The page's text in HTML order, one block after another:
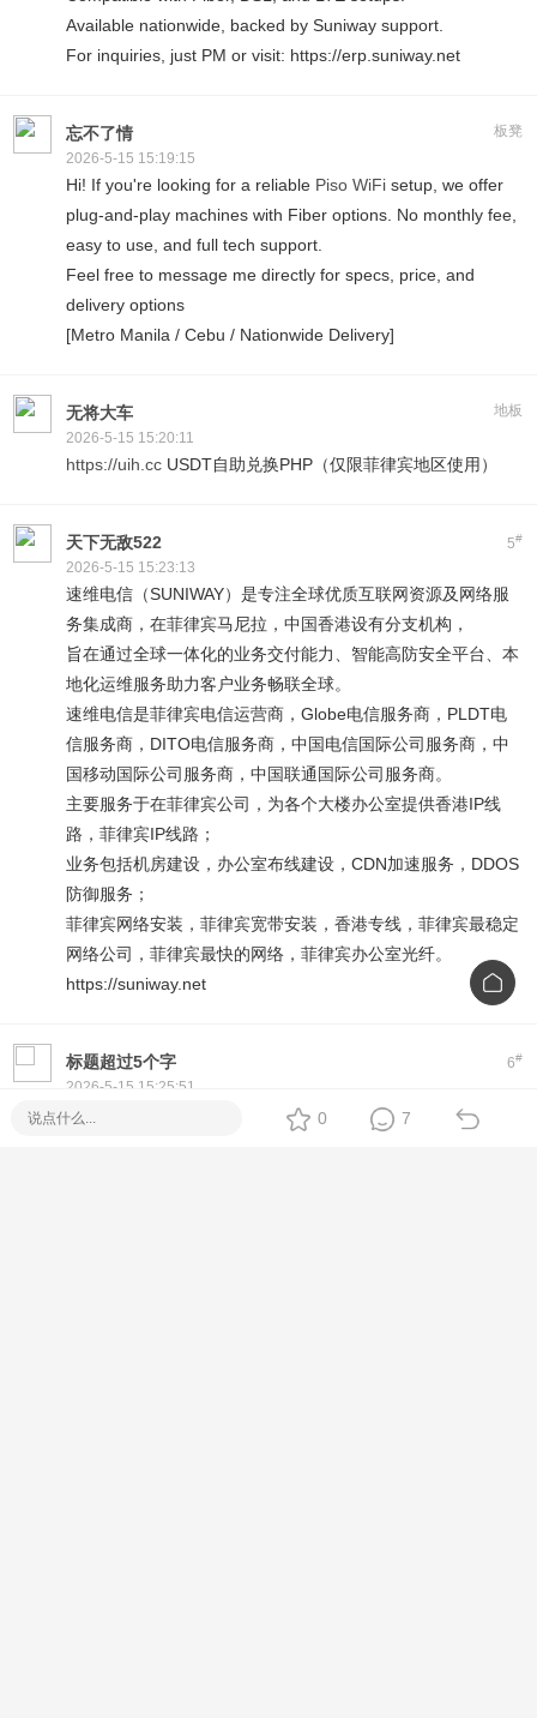
Available nationwide, backed by Suniway support.
For inquiries, just PM or visit: https://erp.suniway.net
板凳
忘不了情
2026-5-15 15:19:15
Hi! If you're looking for a reliable Piso WiFi setup, we offer
plug-and-play machines with Fiber options. No monthly fee,
easy to use, and full tech support.
Feel free to message me directly for specs, price, and
delivery options
[Metro Manila / Cebu / Nationwide Delivery]
地板
无将大车
2026-5-15 15:20:11
https://uih.cc USDT自助兑换PHP（仅限菲律宾地区使用）
5#
天下无敌522
2026-5-15 15:23:13
速维电信（SUNIWAY）是专注全球优质互联网资源及网络服
务集成商，在菲律宾马尼拉，中国香港设有分支机构，
旨在通过全球一体化的业务交付能力、智能高防安全平台、本
地化运维服务助力客户业务畅联全球。
速维电信是菲律宾电信运营商，Globe电信服务商，PLDT电
信服务商，DITO电信服务商，中国电信国际公司服务商，中
国移动国际公司服务商，中国联通国际公司服务商。
主要服务于在菲律宾公司，为各个大楼办公室提供香港IP线
路，菲律宾IP线路；
业务包括机房建设，办公室布线建设，CDN加速服务，DDOS
防御服务；
菲律宾网络安装，菲律宾宽带安装，香港专线，菲律宾最稳定
网络公司，菲律宾最快的网络，菲律宾办公室光纤。
https://suniway.net
6#
标题超过5个字
2026-5-15 15:25:51
0 7